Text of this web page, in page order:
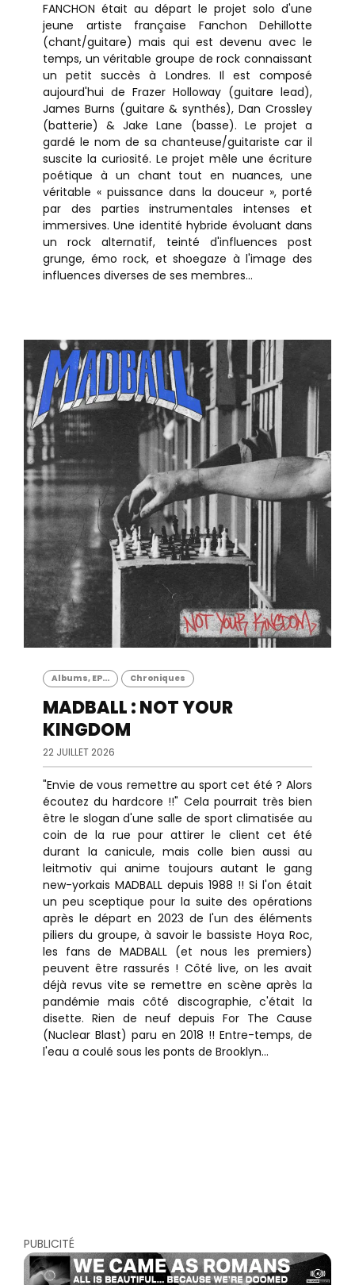
FANCHON était au départ le projet solo d'une
jeune artiste française Fanchon Dehillotte
(chant/guitare) mais qui est devenu avec le
temps, un véritable groupe de rock connaissant
un petit succès à Londres. Il est composé
aujourd'hui de Frazer Holloway (guitare lead),
James Burns (guitare & synthés), Dan Crossley
(batterie) & Jake Lane (basse). Le projet a
gardé le nom de sa chanteuse/guitariste car il
suscite la curiosité. Le projet mêle une écriture
poétique à un chant tout en nuances, une
véritable « puissance dans la douceur », porté
par des parties instrumentales intenses et
immersives. Une identité hybride évoluant dans
un rock alternatif, teinté d'influences post
grunge, émo rock, et shoegaze à l'image des
influences diverses de ses membres...
Albums, EP... Chroniques
MADBALL : NOT YOUR
KINGDOM
22 JUILLET 2026
"Envie de vous remettre au sport cet été ? Alors
écoutez du hardcore !!" Cela pourrait très bien
être le slogan d'une salle de sport climatisée au
coin de la rue pour attirer le client cet été
durant la canicule, mais colle bien aussi au
leitmotiv qui anime toujours autant le gang
new-yorkais MADBALL depuis 1988 !! Si l'on était
un peu sceptique pour la suite des opérations
après le départ en 2023 de l'un des éléments
piliers du groupe, à savoir le bassiste Hoya Roc,
les fans de MADBALL (et nous les premiers)
peuvent être rassurés ! Côté live, on les avait
déjà revus vite se remettre en scène après la
pandémie mais côté discographie, c'était la
disette. Rien de neuf depuis For The Cause
(Nuclear Blast) paru en 2018 !! Entre-temps, de
l'eau a coulé sous les ponts de Brooklyn...
PUBLICITÉ